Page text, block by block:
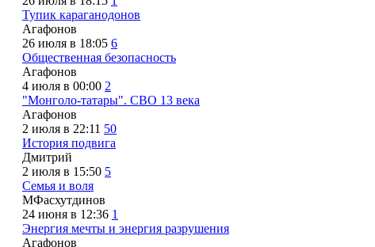
Тупик караганодонов
Агафонов
26 июля в 18:05 6
Общественная безопасность
Агафонов
4 июля в 00:00 2
"Монголо-татары". СВО 13 века
Агафонов
2 июля в 22:11 50
История подвига
Дмитрий
2 июля в 15:50 5
Семья и воля
МФасхутдинов
24 июня в 12:36 1
Энергия мечты и энергия разрушения
Агафонов